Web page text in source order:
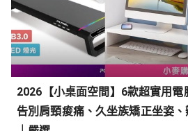
2026【小桌面空間】6款超實用電
告別肩頸痠痛、久坐族矯正坐姿